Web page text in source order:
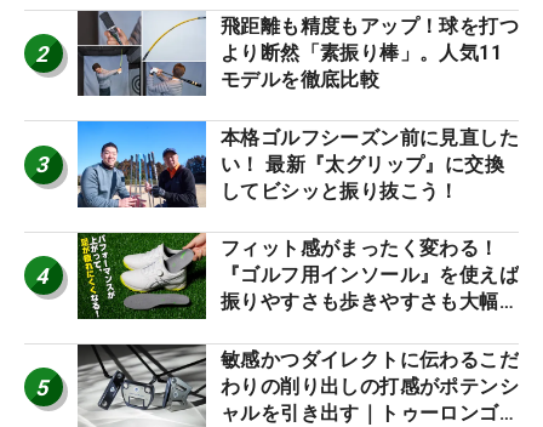
2
飛距離も精度もアップ！球を打つ
より断然「素振り棒」。人気11
モデルを徹底比較
3
本格ゴルフシーズン前に見直した
い！ 最新『太グリップ』に交換
してビシッと振り抜こう！
4
フィット感がまったく変わる！
『ゴルフ用インソール』を使えば
振りやすさも歩きやすさも大幅に
5
敏感かつダイレクトに伝わるこだ
わりの削り出しの打感がポテンシ
ャルを引き出す｜トゥーロンゴル